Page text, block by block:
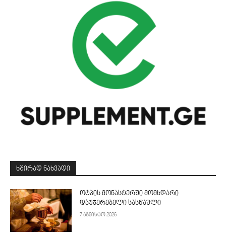
ᲮᲨᲘᲠᲐᲓ ᲜᲐᲮᲕᲐᲓᲘ
ოტპის მონასტერში მომხდარი
დაუჯერებელი სასწაული
7 აგვისტო 2026